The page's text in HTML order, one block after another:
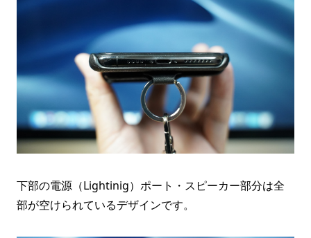
下部の電源（Lightinig）ポート・スピーカー部分は全
部が空けられているデザインです。